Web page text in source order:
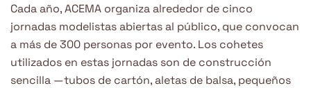
Cada año, ACEMA organiza alrededor de cinco
jornadas modelistas abiertas al público, que convocan
a más de 300 personas por evento. Los cohetes
utilizados en estas jornadas son de construcción
sencilla —tubos de cartón, aletas de balsa, pequeños